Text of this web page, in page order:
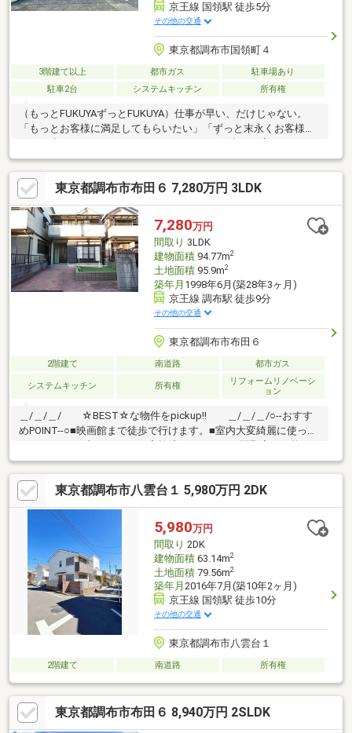
京王線 国領駅 徒歩5分
その他の交通
東京都調布市国領町４
3階建て以上 都市ガス
駐車場あり
駐車2台
システムキッチン 所有権
（もっとFUKUYAずっとFUKUYA）仕事が早い、だけじゃない。
「もっとお客様に満足してもらいたい」「ずっと末永くお客様と
とクオリティの高い仕事をモットーに業務に取り組んでおりま
す。些細な事でもお気軽にご相談ください。
東京都調布市布田６ 7,280万円 3LDK
7,280万円
間取り 3LDK
建物面積94.77m2
土地面積95.9m2
築年月 1998年6月(築28年3ヶ月)
京王線 調布駅 徒歩9分
その他の交通
東京都調布市布田６
2階建て 南道路 都市ガス
システムキッチン 所有権
リフォームリノベーシ
ョン
＿/＿/＿/ ☆BEST☆な物件をpickup!! ＿/＿/＿/○--おすす
めPOINT--○■映画館まで徒歩で行けます。■室内大変綺麗に使って
おります。■一部リフォーム実施済み！■4LDKに間取変更可能。■
土地としても検討可能！3階建てプランも施工可能です。■京王線
「調布駅」まで徒歩9分♪■ワイドな駐車スペース、ワンボックス
カーも駐車可能です。◯--リフォーム履歴--◯■室内クロス全面
張替■洗面台新品交換■浴室ドア新品入れ替え交換■キッチン蛇口
の新品交換■全て2022年8月に実施しております。見学会のご希望
は【資料請求する(無料)】をクリック！
東京都調布市八雲台１ 5,980万円 2DK
5,980万円
間取り 2DK
建物面積63.14m2
土地面積79.56m2
築年月 2016年7月(築10年2ヶ月)
京王線 国領駅 徒歩10分
その他の交通
東京都調布市八雲台１
2階建て 南道路 所有権
東京都調布市布田６ 8,940万円 2SLDK